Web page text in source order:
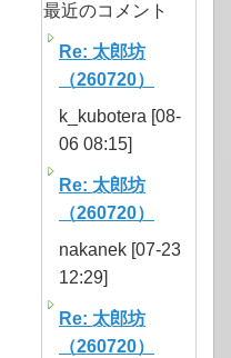
最近のコメント
Re: 太郎坊
（260720）
k_kubotera [08-
06 08:15]
Re: 太郎坊
（260720）
nakanek [07-23
12:29]
Re: 太郎坊
（260720）